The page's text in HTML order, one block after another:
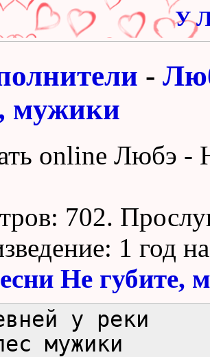
У
-
мужики
online Любэ -
702.
1 год
Не губите,
у реки
мужики